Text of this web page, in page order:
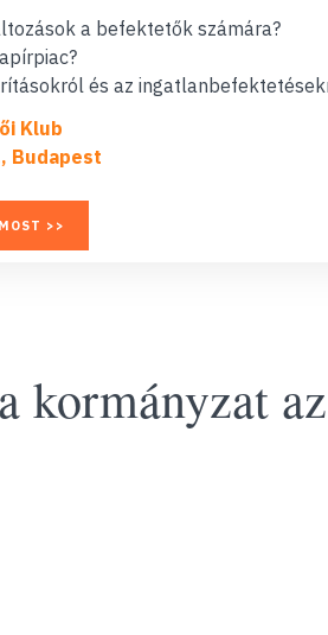
a befektetők számára?
és az
Klub
Budapest
>>
kormányzat az